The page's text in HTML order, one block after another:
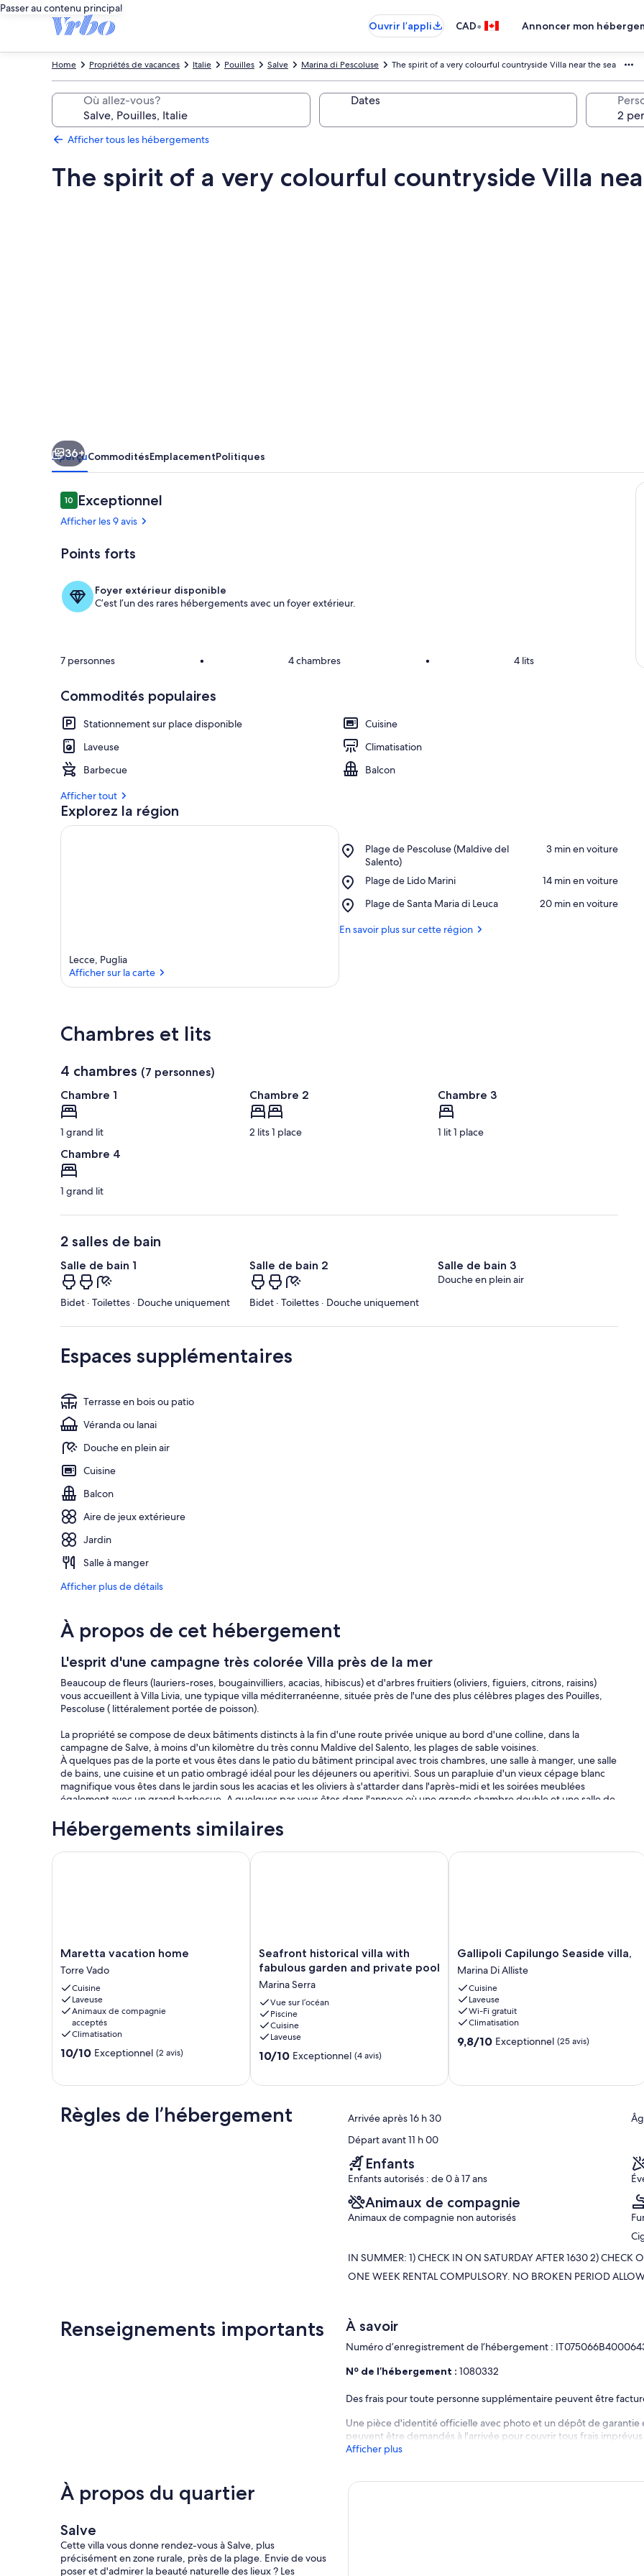
Passer au contenu principal
Ouvrir l’appli
CAD• Annoncer mon
The spirit of a very colourful countryside Villa near the sea
Marina di Pescoluse
Salve
Pouilles
Italie
Propriétés de vacances
Home
Où allez-vous? Dates
Afficher tous les hébergements
The spirit of a very colourful countryside Villa
countryside
Villa
near
the
sea
36+
AperçuCommoditésEmplacementPolitiques
Avis
1010 sur 10 –
Exceptionnel
Afficher les 9 avis
Points forts
Foyer extérieur disponible
C’est l’un des rares hébergements avec un foyer extérieur.
7 personnes • 4 chambres • 4 lits
Commodités populaires
Stationnement sur place disponible
Cuisine
Laveuse
Climatisation
Barbecue
Balcon
Afficher tout
Explorez la région
Lecce, Puglia
Afficher sur la carte
Plage de Pescoluse (Maldive del
Salento)
Place,
Plage
de
Pescoluse
(Maldive
Salento)
‪3 min en voiture‬
Plage de Lido Marini
Place,
de
Marini
‪14 min en voiture‬
Plage de Santa Maria di Leuca
Place,
de
‪20 min en voiture‬
En savoir plus sur cette région
Chambres et lits
4 chambres (7 personnes)
Chambre 1
1 grand lit
Chambre 2
2 lits 1 place
Chambre 3
1 lit 1 place
Chambre 4
1 grand lit
2 salles de bain
Salle de bain 1
Bidet · Toilettes · Douche uniquement
Salle de bain 2
Bidet · Toilettes · Douche uniquement
Salle de bain 3
Douche en plein air
Espaces supplémentaires
Terrasse en bois ou patio
Véranda ou lanai
Douche en plein air
Cuisine
Balcon
Aire de jeux extérieure
Jardin
Salle à manger
Afficher plus de détails
À propos de cet hébergement
L'esprit d'une campagne très colorée Villa près de la mer
Beaucoup de fleurs (lauriers-roses, bougainvilliers, acacias, hibiscus) et d'arbres fruitiers (oliviers, figuiers, citrons, raisins)
vous accueillent à Villa Livia, une typique villa méditerranéenne, située près de l'une des plus célèbres plages des Pouilles,
Pescoluse ( littéralement portée de poisson).
La propriété se compose de deux bâtiments distincts à la fin d'une route privée unique au bord d'une colline, dans la
campagne de Salve, à moins d'un kilomètre du très connu Maldive del Salento, les plages de sable voisines.
À quelques pas de la porte et vous êtes dans le patio du bâtiment principal avec trois chambres, une salle à manger, une salle
de bains, une cuisine et un patio ombragé idéal pour les déjeuners ou aperitivi. Sous un parapluie d'un vieux cépage blanc
magnifique vous êtes dans le jardin sous les acacias et les oliviers à s'attarder dans l'après-midi et les soirées meublées
également avec un grand barbecue. A quelques pas vous êtes dans l'annexe où une grande chambre double et une salle de
Les vues sur la mer sont belles à la fois de la villa et du terrain.
La Villa Livia est située dans un quartier pittoresque où les familles avec enfants, groupes d'amis ou couples peuvent profiter
de leur propre style de vie tout au long de l'année: l'hiver et le printemps sont parfaits pour les visites artistiques et
Hébergements similaires
Maretta
vacation
home
Torre
Vado
Maretta vacation home
Torre Vado
Cuisine
Laveuse
Animaux de compagnie
acceptés
Climatisation
10.0
Exceptionnel,
10/10 Exceptionnel (2 avis)
Maretta vacation home
Seafront
historical
with
fabulous
garden
and
private
pool
Seafront historical villa with
fabulous garden and private pool
Marina Serra
Vue sur l’océan
Piscine
Cuisine
Laveuse
10.0
(4 avis)
10/10 Exceptionnel (4 avis)
Seafront historical villa with fabulous garden and private pool
Gallipoli
Capilungo
Seaside
villa,
Marina
Di
Alliste
Gallipoli Capilungo Seaside villa,
Marina Di Alliste
Cuisine
Laveuse
Wi-Fi gratuit
Climatisation
9.8
9,8/10 Exceptionnel (25 avis)
Gallipoli Capilungo Seaside villa,
Règles de l’hébergement Arrivée après 16 h 30
Départ avant 11 h 00
Enfants
Enfants autorisés : de 0 à 17 ans
Animaux de compagnie
Animaux de compagnie non autorisés
IN SUMMER: 1) CHECK IN ON SATURDAY AFTER 1630 2) CHECK
ONE WEEK RENTAL COMPULSORY. NO BROKEN PERIOD
Renseignements importants À savoir
Numéro d’enregistrement de l’hébergement :
Nº de l’hébergement :1080332
Des frais pour toute personne supplémentaire peuvent être
Une pièce d'identité officielle avec photo et un dépôt de
peuvent être demandés à l'arrivée pour couvrir tous frais imprévus
Afficher plus
À propos du quartier
Salve
Cette villa vous donne rendez-vous à Salve, plus
précisément en zone rurale, près de la plage. Envie de vous
poser et d'admirer la beauté naturelle des lieux ? Les